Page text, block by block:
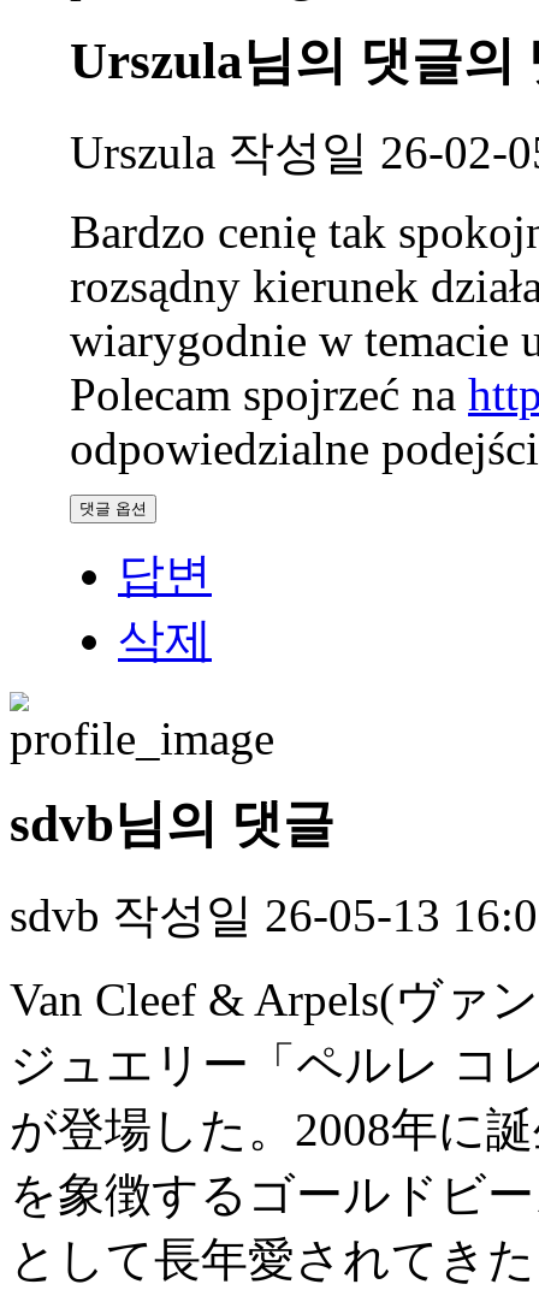
Urszula님의 댓글의
Urszula 작성일 26-02-
Bardzo cenię tak
rozsądny kierunek
wiarygodnie w temacie
Polecam spojrzeć na
odpowiedzialne
댓글 옵션
답변
삭제
sdvb님의 댓글
sdvb 작성일 26-05-13
Van Cleef & Arpels(ヴァ
ジュエリー「ペルレ コ
が登場した。2008年に
を象徴するゴールドビ
として長年愛されてき